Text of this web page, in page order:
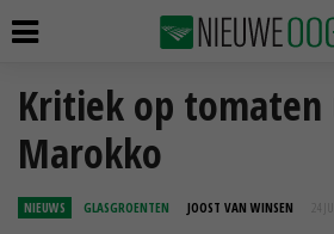
Kritiek op
Marokko
NIEUWS GLASGROENTEN JOOST VAN WINSEN 24